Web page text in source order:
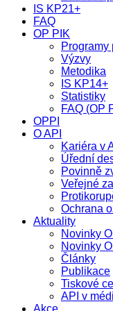
IS KP21+
FAQ
OP PIK
Programy
Výzvy
Metodika
IS KP14+
Statistiky
FAQ (OP
OPPI
O API
Kariéra v
Úřední
Povinně
Veřejné
Ochrana
Aktuality
Novinky
Novinky
Články
Publikace
Tiskové
API v
Akce